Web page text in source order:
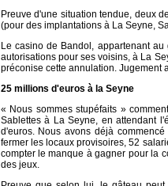
Preuve d'une situation tendue, deux
(pour des implantations à La Seyne,
Le casino de Bandol, appartenant
autorisations pour ses voisins, à La
préconise cette annulation. Jugement
25 millions d'euros à la Seyne
« Nous sommes stupéfaits »
Sablettes à La Seyne, en attendant
d'euros. Nous avons déjà
fermer les locaux provisoires, 52
compter le manque à gagner pour la
des jeux.